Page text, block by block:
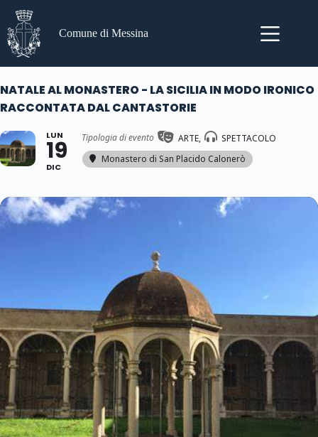
contenuto
Comune di Messina
NATALE AL MONASTERO - LA SICILIA IN MODO IRONICO
RACCONTATA DAL CANTASTORIE
LUN
19
DIC
Tipologia di evento ARTE,
SPETTACOLO
Monastero di San Placido Calonerò